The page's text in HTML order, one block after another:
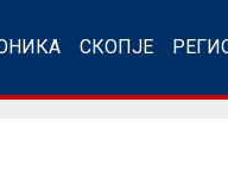
СКОПЈЕ